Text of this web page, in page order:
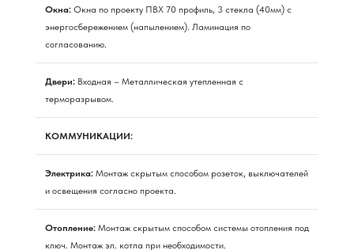
Окна: Окна по проекту ПВХ 70 профиль, 3 стекла (40мм) с
энергосбережением (напылением). Ламинация по
согласованию.
Двери: Входная – Металлическая утепленная с
терморазрывом.
КОММУНИКАЦИИ:
Электрика: Монтаж скрытым способом розеток, выключателей
и освещения согласно проекта.
Отопление: Монтаж скрытым способом системы отопления под
ключ. Монтаж эл. котла при необходимости.